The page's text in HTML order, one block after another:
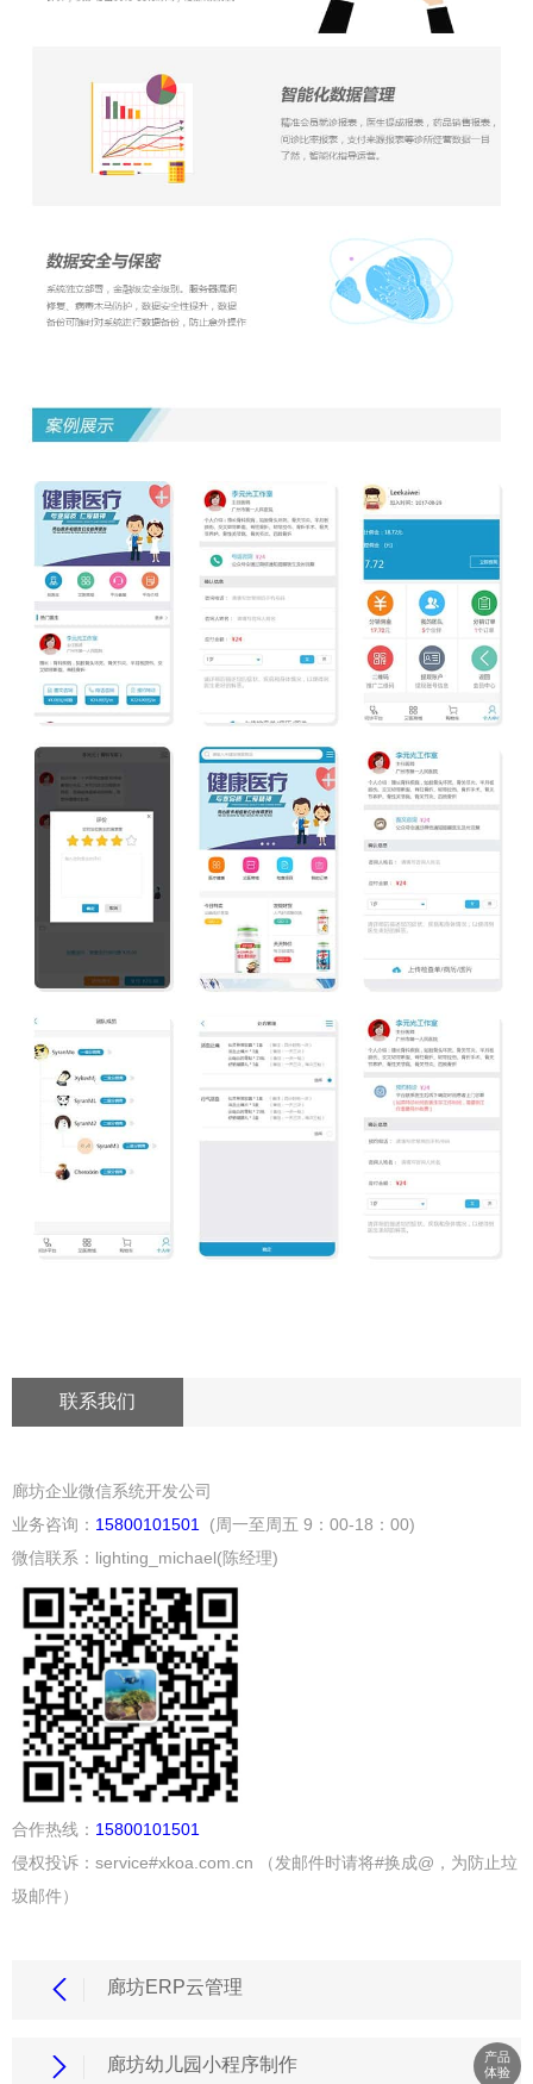
联系我们
廊坊企业微信系统开发公司
业务咨询： 15800101501
(周一至周五 9：00-18：00)
微信联系：lighting_michael(陈经理)
合作热线： 15800101501
侵权投诉：service#xkoa.com.cn （发邮件时请将#换成@，为防止垃
圾邮件）
廊坊ERP云管理
廊坊幼儿园小程序制作
产品
体验